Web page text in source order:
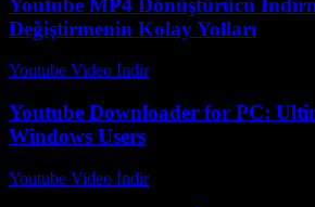
Değiştirmenin Kolay Yolları
Youtube Video İndir-
Youtube Downloader for PC:
Windows Users
Youtube Video İndir-